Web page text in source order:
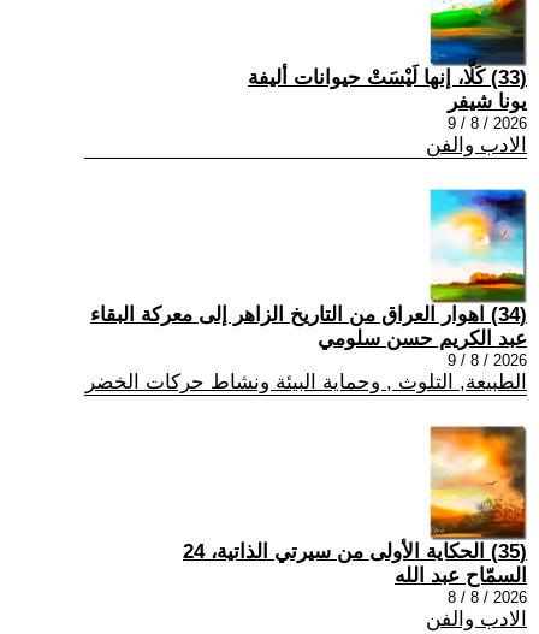
(33) كَلَّا، إنها لَيْسَتْ حيوانات أليفة
يونا شيفر
2026 / 8 / 9
الادب والفن
(34) اهوار العراق من التاريخ الزاهر إلى معركة البقاء
عبد الكريم حسن سلومي
2026 / 8 / 9
الطبيعة, التلوث , وحماية البيئة ونشاط حركات الخضر
(35) الحكاية الأولى من سيرتي الذاتية، 24
السمّاح عبد الله
2026 / 8 / 8
الادب والفن